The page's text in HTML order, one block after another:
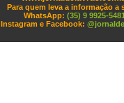
Para quem leva a informação a
WhatsApp: (35) 9 9925-5481
Instagram e Facebook: